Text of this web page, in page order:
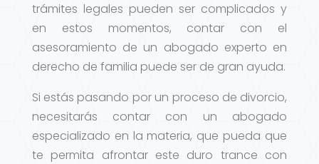
trámites legales pueden ser complicados y
en estos momentos, contar con el
asesoramiento de un abogado experto en
derecho de familia puede ser de gran ayuda.
Si estás pasando por un proceso de divorcio,
necesitarás contar con un abogado
especializado en la materia, que pueda que
te permita afrontar este duro trance con